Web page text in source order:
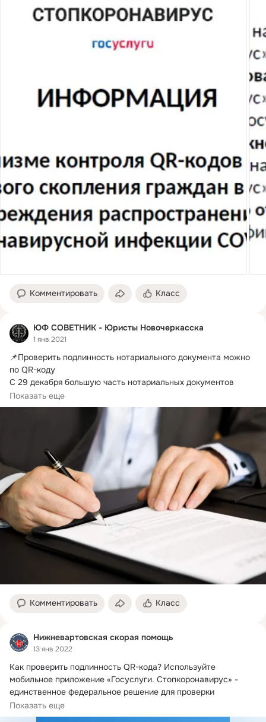
Комментировать Класс
ЮФ СОВЕТНИК - Юристы Новочеркасска
1 янв 2021
📌Проверить подлинность нотариального документа можно
по QR-коду
С 29 декабря большую часть нотариальных документов
можно проверять...
Показать еще
Комментировать Класс
Нижневартовская скорая помощь
13 янв 2022
Как проверить подлинность QR-кода? Используйте
мобильное приложение «Госуслуги. Стопкоронавирус» -
единственное федеральное решение для проверки
достоверности сертификата.
Показать еще